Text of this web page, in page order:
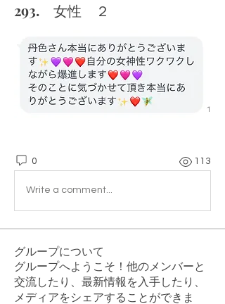
293. 女性 ２
0 113
Write a comment...
グループについて
グループへようこそ！他のメンバーと
交流したり、最新情報を入手したり、
メディアをシェアすることができま